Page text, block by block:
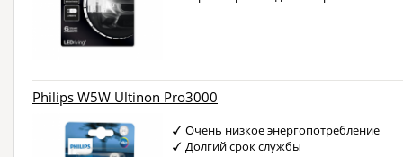
Philips W5W Ultinon Pro3000
Очень низкое энергопотребление
Долгий срок службы